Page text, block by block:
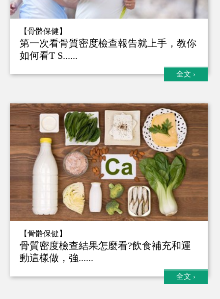
【骨骼保健】
第一次看骨質密度檢查報告就上手，教你
如何看T S......
全文 ›
【骨骼保健】
骨質密度檢查結果怎麼看?飲食補充和運
動這樣做，強......
全文 ›